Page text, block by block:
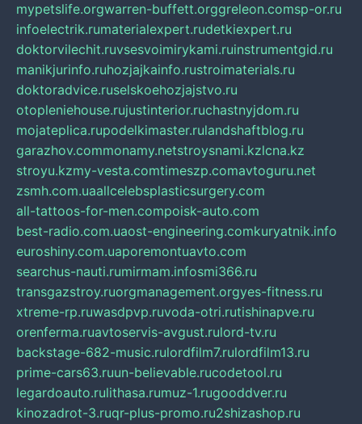
mypetslife.orgwarren-buffett.orggreleon.comsp-or.ru
infoelectrik.rumaterialexpert.rudetkiexpert.ru
doktorvilechit.ruvsesvoimirykami.ruinstrumentgid.ru
manikjurinfo.ruhozjajkainfo.rustroimaterials.ru
doktoradvice.ruselskoehozjajstvo.ru
otopleniehouse.rujustinterior.ruchastnyjdom.ru
mojateplica.rupodelkimaster.rulandshaftblog.ru
garazhov.commonamy.netstroysnami.kzlcna.kz
stroyu.kzmy-vesta.comtimeszp.comavtoguru.net
zsmh.com.uaallcelebsplasticsurgery.com
all-tattoos-for-men.compoisk-auto.com
best-radio.com.uaost-engineering.comkuryatnik.info
euroshiny.com.uaporemontuavto.com
searchus-nauti.rumirmam.infosmi366.ru
transgazstroy.ruorgmanagement.orgyes-fitness.ru
xtreme-rp.ruwasdpvp.ruvoda-otri.rutishinapve.ru
orenferma.ruavtoservis-avgust.rulord-tv.ru
backstage-682-music.rulordfilm7.rulordfilm13.ru
prime-cars63.ruun-believable.rucodetool.ru
legardoauto.rulithasa.rumuz-1.rugooddver.ru
kinozadrot-3.ruqr-plus-promo.ru2shizashop.ru